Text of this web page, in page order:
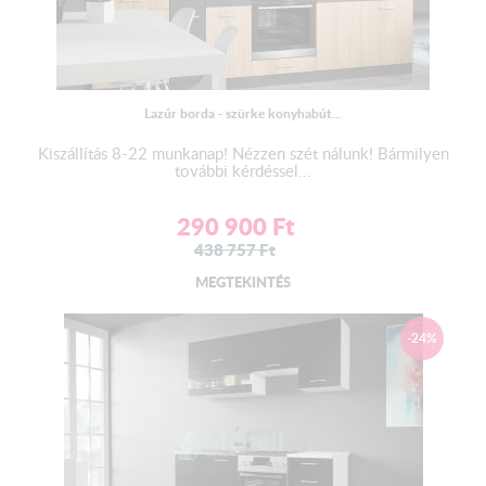
A lábazatot eltakaró léc elemenként, vagy egy hosszúságban
elemekből rak össze egy saját konyhasort) a lábtakaró léc
méretét megadhatja a megjegyzés rovatban. Ellenkező esetben
A lábazat maximális hossza 2,8 m lehet. Ettől hosszabb méret
esetén két darabban tudjuk azt kiszállítani.
+ Kiegészítő elemek vásárlása esetén a + elemeken
A munkalap színének a változtatási jogát a gyártó
fenntartja!
1 darab munkalap kerül kiszállításra: ​260 cm-es munkalap
Lazúr borda - szürke konyhabút...
Kiszállítás 8-22 munkanap! Nézzen szét nálunk! Bármilyen
további kérdéssel...
290 900 Ft
438 757Ft
MEGTEKINTÉS
-24%